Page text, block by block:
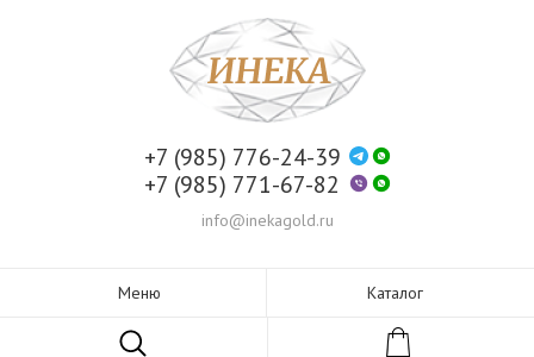
+7 (985) 776-24-39
+7 (985) 771-67-82
info@inekagold.ru
Меню Каталог